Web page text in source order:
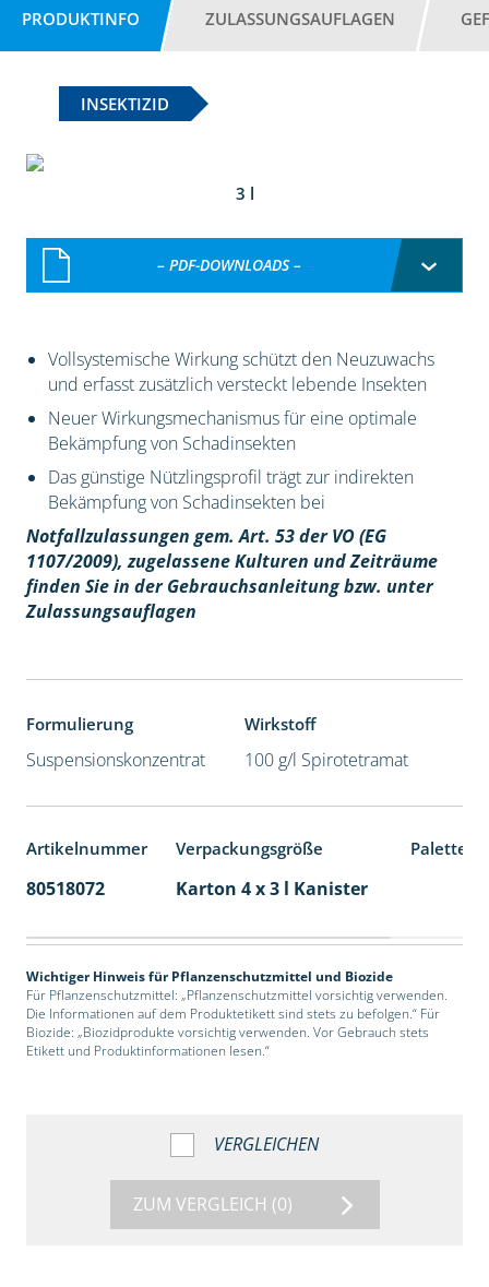
PRODUKTINFO ZULASSUNGSAUFLAGEN
INSEKTIZID
3 l
– PDF-DOWNLOADS –
Vollsystemische Wirkung schützt den Neuzuwachs
und erfasst zusätzlich versteckt lebende Insekten
Neuer Wirkungsmechanismus für eine optimale
Bekämpfung von Schadinsekten
Das günstige Nützlingsprofil trägt zur indirekten
Bekämpfung von Schadinsekten bei
Notfallzulassungen gem. Art. 53 der VO (EG
1107/2009), zugelassene Kulturen und Zeiträume
finden Sie in der Gebrauchsanleitung bzw. unter
Zulassungsauflagen
Formulierung
Suspensionskonzentrat
Wirkstoff
100 g/l Spirotetramat
Artikelnummer Verpackungsgröße
80518072 Karton 4 x 3 l Kanister
Wichtiger Hinweis für Pflanzenschutzmittel und Biozide
Für Pflanzenschutzmittel: „Pflanzenschutzmittel vorsichtig verwenden.
Die Informationen auf dem Produktetikett sind stets zu befolgen.“ Für
Biozide: „Biozidprodukte vorsichtig verwenden. Vor Gebrauch stets
Etikett und Produktinformationen lesen.“
VERGLEICHEN
ZUM VERGLEICH (0)